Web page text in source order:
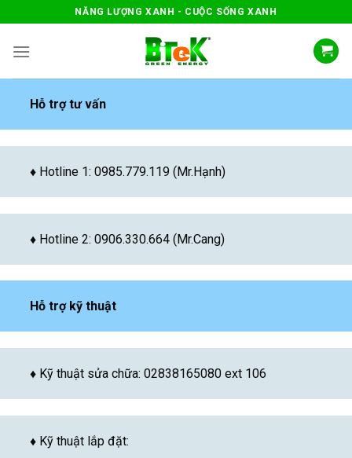
content
NĂNG LƯỢNG XANH - CUỘC SỐNG XANH
Hỗ trợ tư vấn
♦ Hotline 1: 0985.779.119 (Mr.Hạnh)
♦ Hotline 2: 0906.330.664 (Mr.Cang)
Hỗ trợ kỹ thuật
♦ Kỹ thuật sửa chữa: 02838165080 ext 106
♦ Kỹ thuật lắp đặt: